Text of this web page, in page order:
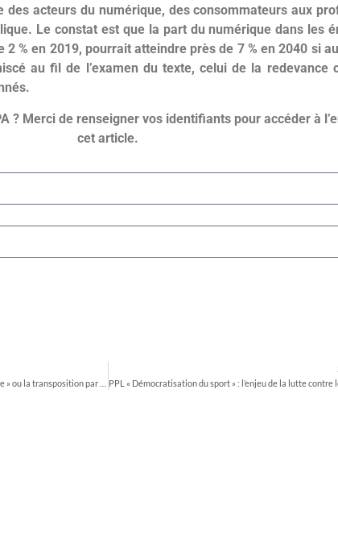
des acteurs du numérique, des consommateurs aux
Le constat est que la part du numérique dans les
% en 2019, pourrait atteindre près de 7 % en 2040 si
au fil de l’examen du texte, celui de la redevance
? Merci de renseigner vos identifiants pour accéder à
cet article.